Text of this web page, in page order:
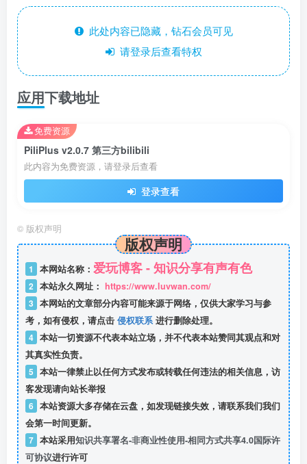
此处内容已隐藏，钻石会员可见
请登录后查看特权
应用下载地址
PiliPlus v2.0.7 第三方bilibili
此内容为免费资源，请登录后查看
登录查看
免费资源
© 版权声明
版权声明
1 本网站名称： 爱玩博客 - 知识分享有声有色
2 本站永久网址： https://www.luvwan.com/
3 本网站的文章部分内容可能来源于网络，仅供大家学习与参
考，如有侵权，请点击 侵权联系进行删除处理。
4 本站一切资源不代表本站立场，并不代表本站赞同其观点和对
其真实性负责。
5 本站一律禁止以任何方式发布或转载任何违法的相关信息，访
客发现请向站长举报
6 本站资源大多存储在云盘，如发现链接失效，请联系我们我们
会第一时间更新。
7 本站采用知识共享署名-非商业性使用-相同方式共享4.0国际许
可协议进行许可